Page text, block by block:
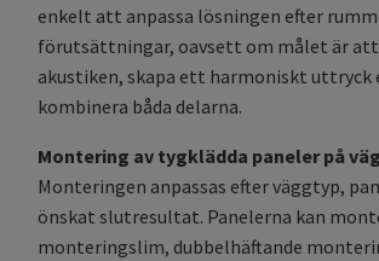
enkelt att anpassa lösningen efter
förutsättningar, oavsett om målet är
akustiken, skapa ett harmoniskt uttryck
kombinera båda delarna.
Montering av tygklädda paneler på
Monteringen anpassas efter väggtyp,
önskat slutresultat. Panelerna kan
monteringslim, dubbelhäftande